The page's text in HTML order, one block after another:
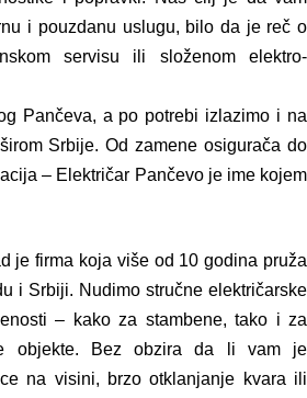
i pouzdanu uslugu, bilo da je reč o
servisu ili složenom elektro-
Pančeva, a po potrebi izlazimo i na
Srbije. Od zamene osigurača do
– Električar Pančevo je ime kojem
je firma koja više od 10 godina pruža
i Srbiji. Nudimo stručne električarske
– kako za stambene, tako i za
objekte. Bez obzira da li vam je
na visini, brzo otklanjanje kvara ili